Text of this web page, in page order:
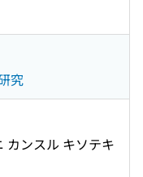
究
カンスル キソテキ